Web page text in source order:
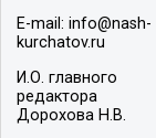
E-mail: info@nash-
kurchatov.ru
И.О. главного
редактора
Дорохова Н.В.